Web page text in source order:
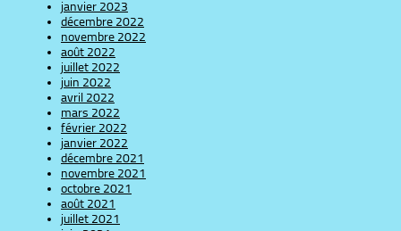
janvier 2023
décembre 2022
novembre 2022
août 2022
juillet 2022
juin 2022
avril 2022
mars 2022
février 2022
janvier 2022
décembre 2021
novembre 2021
octobre 2021
août 2021
juillet 2021